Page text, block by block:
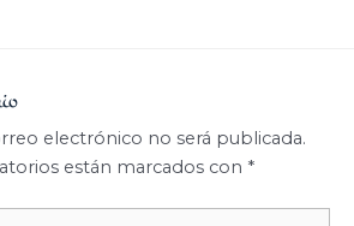
electrónico no será publicada.
están marcados con *